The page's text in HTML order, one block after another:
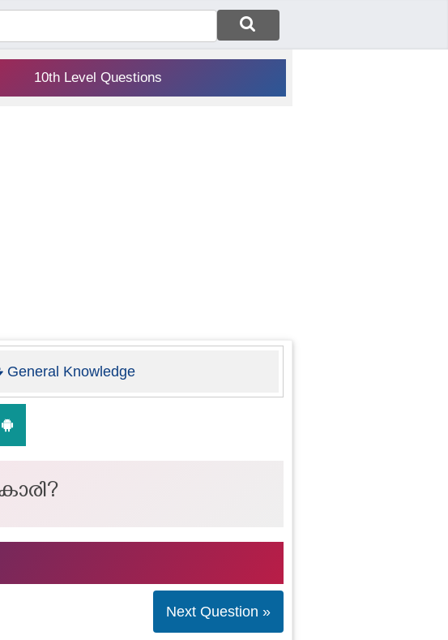
10th Level Questions
General Knowledge
Next Question »